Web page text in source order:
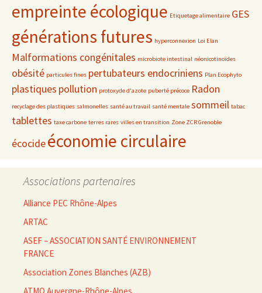
empreinte écologique Etiquetage alimentaire GES
générations futures hyperconnexion Loi Elan
Malformations congénitales microbiote intestinal néonicotinoïdes
obésité particules fines pertubateurs endocriniens Plan Ecophyto
plastiques pollution protoxyde d'azote puberté précoce Radon
recyclage des plastiques salmonelles santé au travail santé mentale sommeil tabac
tablettes taxe carbone terres rares villes en transition Zone ZCR Grenoble
écocideéconomie circulaire
Associations partenaires
Alliance PEC Rhône-Alpes
ARTAC
ASEF – ASSOCIATION SANTÉ ENVIRONNEMENT
FRANCE
Association Zones Blanches (AZB)